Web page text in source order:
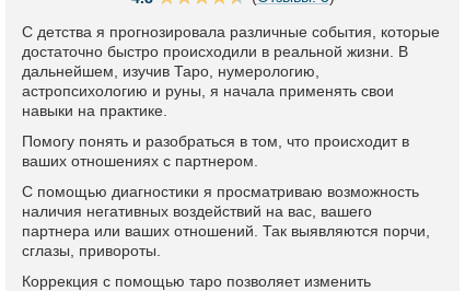
С детства я прогнозировала различные события, которые
достаточно быстро происходили в реальной жизни. В
дальнейшем, изучив Таро, нумерологию,
астропсихологию и руны, я начала применять свои
навыки на практике.
Помогу понять и разобраться в том, что происходит в
ваших отношениях с партнером.
С помощью диагностики я просматриваю возможность
наличия негативных воздействий на вас, вашего
партнера или ваших отношений. Так выявляются порчи,
сглазы, привороты.
Коррекция с помощью таро позволяет изменить